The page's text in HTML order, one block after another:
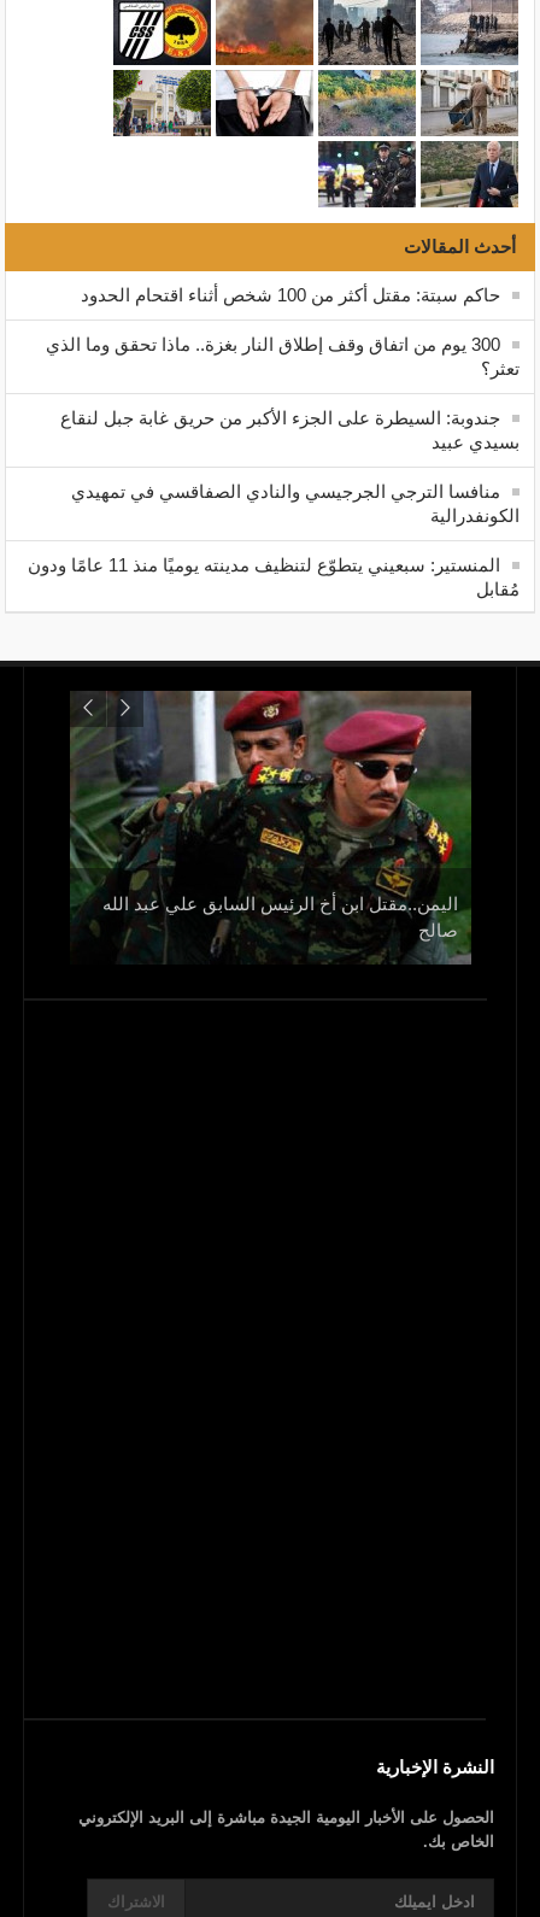
أحدث المقالات
حاكم سبتة: مقتل أكثر من 100 شخص أثناء اقتحام الحدود
300 يوم من اتفاق وقف إطلاق النار بغزة.. ماذا تحقق وما الذي
تعثر؟
جندوبة: السيطرة على الجزء الأكبر من حريق غابة جبل لنقاع
بسيدي عبيد
منافسا الترجي الجرجيسي والنادي الصفاقسي في تمهيدي
الكونفدرالية
المنستير: سبعيني يتطوّع لتنظيف مدينته يوميًا منذ 11 عامًا ودون
مُقابل
اليمن..مقتل ابن أخ الرئيس السابق علي عبد الله
صالح
النشرة الإخبارية
الحصول على الأخبار اليومية الجيدة مباشرة إلى البريد الإلكتروني
الخاص بك.
الاشتراك